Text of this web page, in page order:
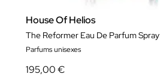
House Of Helios
The Reformer Eau De Parfum Spray
Parfums unisexes
195,00 €